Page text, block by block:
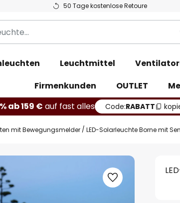
50 Tage kostenlose Retoure
Leuchtmittel
Firmenkunden
OUTLET
ab 159 € auf fast alles Code:RABATT
mit Bewegungsmelder LED-Solarleuchte Borne mit